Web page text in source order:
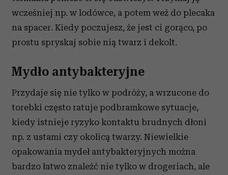
wcześniej np. w lodówce, a potem weź do plecaka
na spacer. Kiedy poczujesz, że jest ci gorąco, po
prostu spryskaj sobie nią twarz i dekolt.
Mydło antybakteryjne
Przydaje się nie tylko w podróży, a wrzucone do
torebki często ratuje podbramkowe sytuacje,
kiedy istnieje ryzyko kontaktu brudnych dłoni
np. z ustami czy okolicą twarzy. Niewielkie
opakowania mydeł antybakteryjnych można
bardzo łatwo znaleźć nie tylko w drogeriach, ale